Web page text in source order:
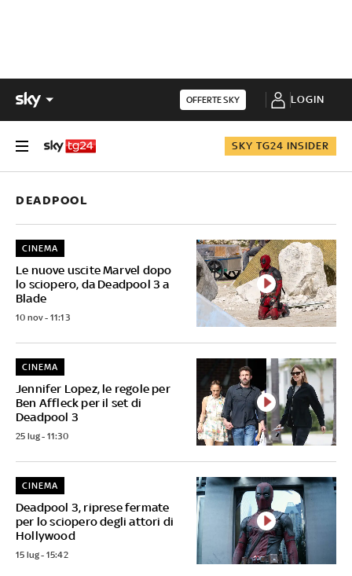
OFFERTE SKY LOGIN
SKY TG24 INSIDER
DEADPOOL
Le nuove uscite Marvel dopo
lo sciopero, da Deadpool 3 a
Blade
CINEMA
10 nov - 11:13
Jennifer Lopez, le regole per
Ben Affleck per il set di
Deadpool 3
CINEMA
25 lug - 11:30
Deadpool 3, riprese fermate
per lo sciopero degli attori di
Hollywood
CINEMA
15 lug - 15:42